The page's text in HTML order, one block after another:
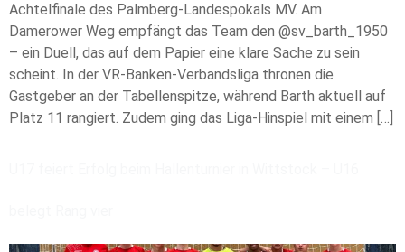
Achtelfinale des Palmberg-Landespokals MV. Am
Damerower Weg empfängt das Team den @sv_barth_1950
– ein Duell, das auf dem Papier eine klare Sache zu sein
scheint. In der VR-Banken-Verbandsliga thronen die
Gastgeber an der Tabellenspitze, während Barth aktuell auf
Platz 11 rangiert. Zudem ging das Liga-Hinspiel mit einem […]